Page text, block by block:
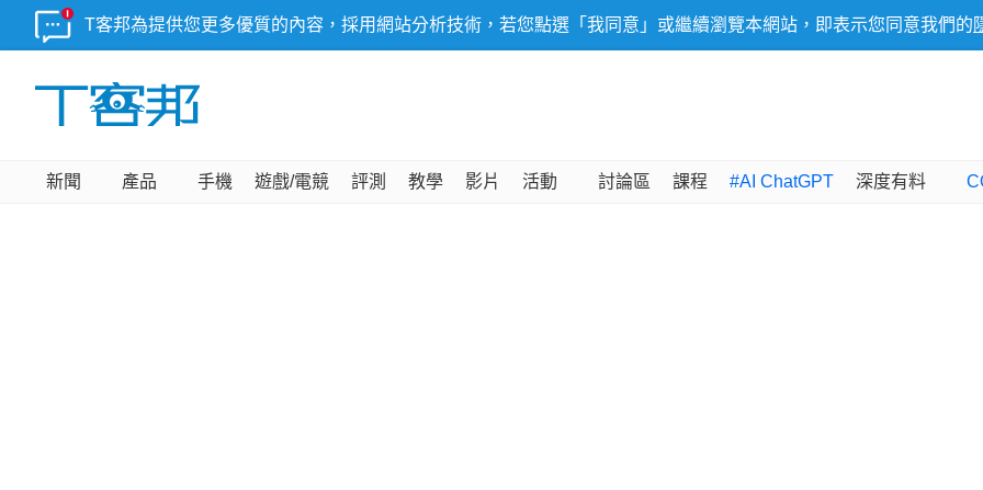
T客邦為提供您更多優質的內容，採用網站分析技術，若您點選「我同意」或繼續瀏覽本網站，即表示您同意我們的
新聞 產品 手機 遊戲/電競 評測 教學 影片 活動 討論區 課程 #AI ChatGPT 深度有料